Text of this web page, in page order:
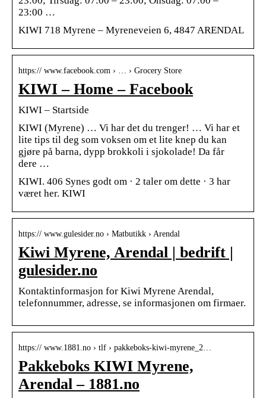
23:00 …
KIWI 718 Myrene – Myreneveien 6, 4847 ARENDAL
https:// www.facebook.com › … › Grocery Store
KIWI – Home – Facebook
KIWI – Startside
KIWI (Myrene) … Vi har det du trenger! … Vi har et
lite tips til deg som voksen om et lite knep du kan
gjøre på barna, dypp brokkoli i sjokolade! Da får
dere …
KIWI. 406 Synes godt om · 2 taler om dette · 3 har
været her. KIWI
https:// www.gulesider.no › Matbutikk › Arendal
Kiwi Myrene, Arendal | bedrift |
gulesider.no
Kontaktinformasjon for Kiwi Myrene Arendal,
telefonnummer, adresse, se informasjonen om firmaer.
https:// www.1881.no › tlf › pakkeboks-kiwi-myrene_2…
Pakkeboks KIWI Myrene,
Arendal – 1881.no